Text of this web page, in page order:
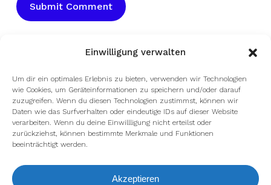
Einwilligung verwalten
Um dir ein optimales Erlebnis zu bieten, verwenden wir Technologien
wie Cookies, um Geräteinformationen zu speichern und/oder darauf
zuzugreifen. Wenn du diesen Technologien zustimmst, können wir
Daten wie das Surfverhalten oder eindeutige IDs auf dieser Website
verarbeiten. Wenn du deine Einwillligung nicht erteilst oder
zurückziehst, können bestimmte Merkmale und Funktionen
beeinträchtigt werden.
Akzeptieren